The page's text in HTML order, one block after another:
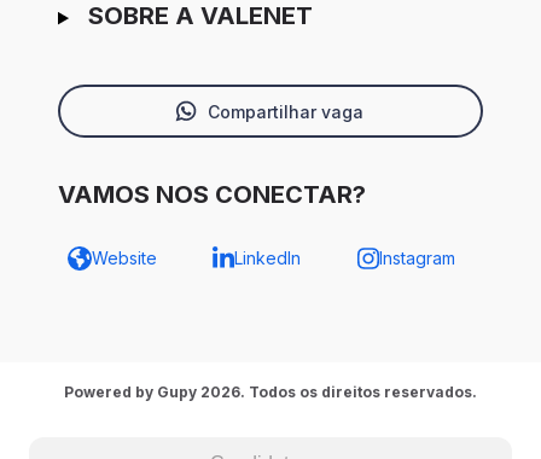
SOBRE A VALENET
Compartilhar vaga
VAMOS NOS CONECTAR?
Website LinkedIn Instagram
Powered by Gupy 2026. Todos os direitos reservados.